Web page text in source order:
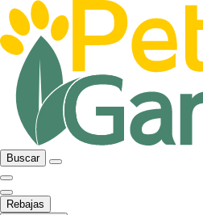
Buscar
Rebajas